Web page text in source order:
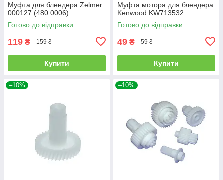
Муфта для блендера Zelmer
000127 (480.0006)
Готово до відправки
119 ₴ 159 ₴
Купити
Муфта мотора для блендера
Kenwood KW713532
Готово до відправки
49 ₴ 59 ₴
Купити
–10% –10%